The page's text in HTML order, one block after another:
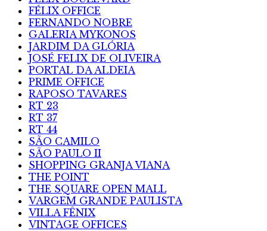
FÉLIX OFFICE
FERNANDO NOBRE
GALERIA MYKONOS
JARDIM DA GLÓRIA
JOSÉ FELIX DE OLIVEIRA
PORTAL DA ALDEIA
PRIME OFFICE
RAPOSO TAVARES
RT 23
RT 37
RT 44
SÃO CAMILO
SÃO PAULO II
SHOPPING GRANJA VIANA
THE POINT
THE SQUARE OPEN MALL
VARGEM GRANDE PAULISTA
VILLA FÊNIX
VINTAGE OFFICES